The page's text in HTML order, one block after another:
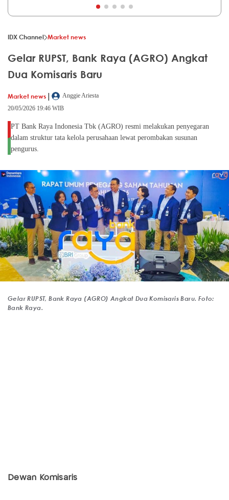
IDX Channel Market news
Gelar RUPST, Bank Raya (AGRO) Angkat
Dua Komisaris Baru
Market news |
Anggie Ariesta
20/05/2026 19:46 WIB
PT Bank Raya Indonesia Tbk (AGRO) resmi melakukan penyegaran
dalam struktur tata kelola perusahaan lewat perombakan susunan
pengurus.
Gelar RUPST, Bank Raya (AGRO) Angkat Dua Komisaris Baru. Foto:
Bank Raya.
Dewan Komisaris